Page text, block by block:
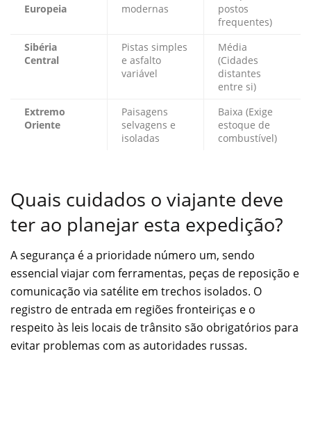
Europeia
modernas
postos
frequentes)
Sibéria
Central
Pistas simples
e asfalto
variável
Média
(Cidades
distantes
entre si)
Extremo
Oriente
Paisagens
selvagens e
isoladas
Baixa (Exige
estoque de
combustível)
Quais cuidados o viajante deve
ter ao planejar esta expedição?
A segurança é a prioridade número um, sendo
essencial viajar com ferramentas, peças de reposição e
comunicação via satélite em trechos isolados. O
registro de entrada em regiões fronteiriças e o
respeito às leis locais de trânsito são obrigatórios para
evitar problemas com as autoridades russas.